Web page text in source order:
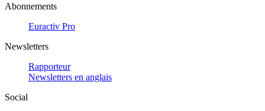
Abonnements
Euractiv Pro
Newsletters
Rapporteur
Newsletters en anglais
Social